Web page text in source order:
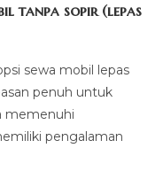
tanpa sopir (lepas
sewa mobil lepas
penuh untuk
memenuhi
pengalaman